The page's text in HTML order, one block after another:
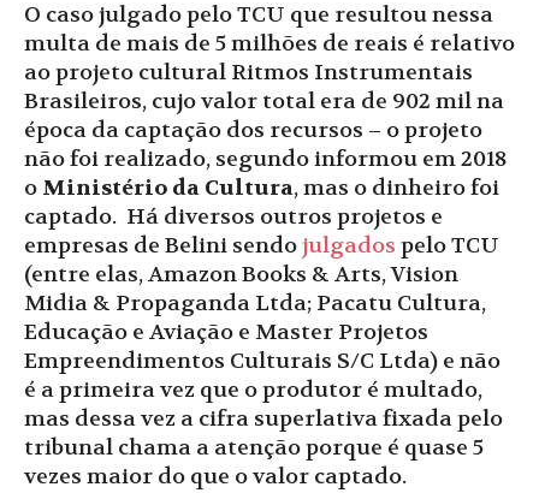
O caso julgado pelo TCU que resultou nessa
multa de mais de 5 milhões de reais é relativo
ao projeto cultural Ritmos Instrumentais
Brasileiros, cujo valor total era de 902 mil na
época da captação dos recursos – o projeto
não foi realizado, segundo informou em 2018
o Ministério da Cultura, mas o dinheiro foi
captado. Há diversos outros projetos e
empresas de Belini sendojulgados pelo TCU
(entre elas, Amazon Books & Arts, Vision
Midia & Propaganda Ltda; Pacatu Cultura,
Educação e Aviação e Master Projetos
Empreendimentos Culturais S/C Ltda) e não
é a primeira vez que o produtor é multado,
mas dessa vez a cifra superlativa fixada pelo
tribunal chama a atenção porque é quase 5
vezes maior do que o valor captado.